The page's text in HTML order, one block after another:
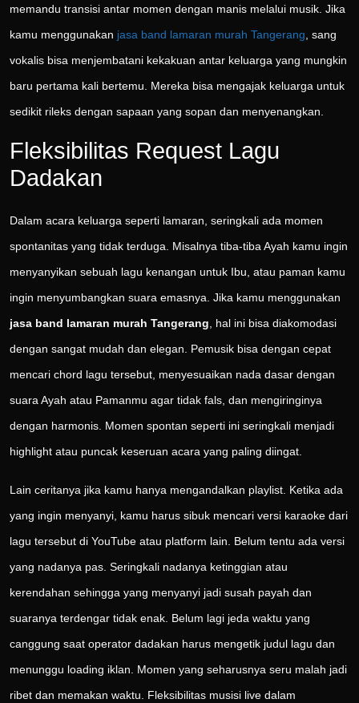
memandu transisi antar momen dengan manis melalui musik. Jika
kamu menggunakan jasa band lamaran murah Tangerang , sang
vokalis bisa menjembatani kekakuan antar keluarga yang mungkin
baru pertama kali bertemu. Mereka bisa mengajak keluarga untuk
sedikit rileks dengan sapaan yang sopan dan menyenangkan.
Fleksibilitas Request Lagu
Dadakan
Dalam acara keluarga seperti lamaran, seringkali ada momen
spontanitas yang tidak terduga. Misalnya tiba-tiba Ayah kamu ingin
menyanyikan sebuah lagu kenangan untuk Ibu, atau paman kamu
ingin menyumbangkan suara emasnya. Jika kamu menggunakan
jasa band lamaran murah Tangerang , hal ini bisa diakomodasi
dengan sangat mudah dan elegan. Pemusik bisa dengan cepat
mencari chord lagu tersebut, menyesuaikan nada dasar dengan
suara Ayah atau Pamanmu agar tidak fals, dan mengiringinya
dengan harmonis. Momen spontan seperti ini seringkali menjadi
highlight atau puncak keseruan acara yang paling diingat.
Lain ceritanya jika kamu hanya mengandalkan playlist. Ketika ada
yang ingin menyanyi, kamu harus sibuk mencari versi karaoke dari
lagu tersebut di YouTube atau platform lain. Belum tentu ada versi
yang nadanya pas. Seringkali nadanya ketinggian atau
kerendahan sehingga yang menyanyi jadi susah payah dan
suaranya terdengar tidak enak. Belum lagi jeda waktu yang
canggung saat operator dadakan harus mengetik judul lagu dan
menunggu loading iklan. Momen yang seharusnya seru malah jadi
ribet dan memakan waktu. Fleksibilitas musisi live dalam